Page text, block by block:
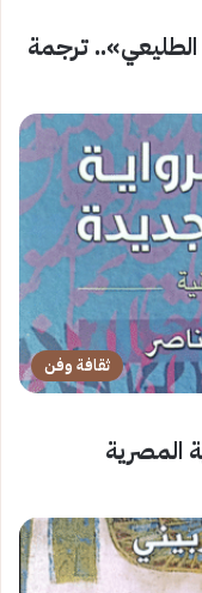
ترجمة
ثقافة وفن
المصرية